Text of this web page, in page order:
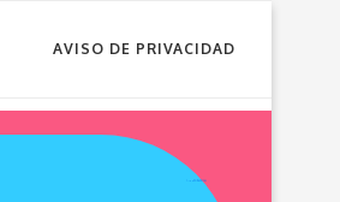
AVISO DE PRIVACIDAD